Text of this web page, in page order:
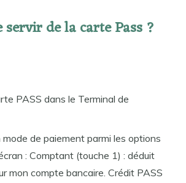
servir de la carte Pass ?
PASS dans le Terminal de
mode de paiement parmi les options
: Comptant (touche 1) : déduit
mon compte bancaire. Crédit PASS